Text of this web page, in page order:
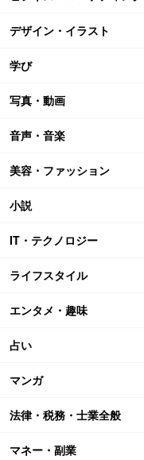
デザイン・イラスト
学び
写真・動画
音声・音楽
美容・ファッション
小説
IT・テクノロジー
ライフスタイル
エンタメ・趣味
占い
マンガ
法律・税務・士業全般
マネー・副業